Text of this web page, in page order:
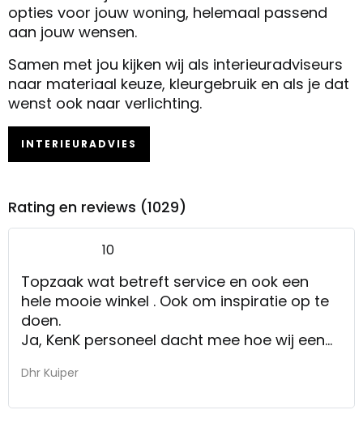
opties voor jouw woning, helemaal passend
aan jouw wensen.
Samen met jou kijken wij als interieuradviseurs
naar materiaal keuze, kleurgebruik en als je dat
wenst ook naar verlichting.
INTERIEURADVIES
Rating en reviews (1029)
10
Topzaak wat betreft service en ook een
hele mooie winkel . Ook om inspiratie op te
doen.
Ja, KenK personeel dacht mee hoe wij een
gezien in de winkel op ons thuisadres in
Dhr Kuiper